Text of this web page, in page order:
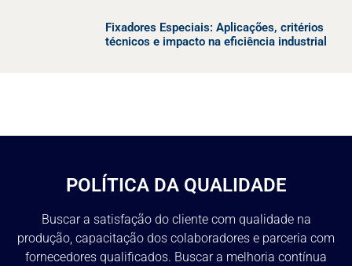
Fixadores Especiais: Aplicações, critérios
técnicos e impacto na eficiência industrial
POLÍTICA DA QUALIDADE
Buscar a satisfação do cliente com qualidade na
produção, capacitação dos colaboradores e parceria com
fornecedores qualificados. Buscar a melhoria contínua